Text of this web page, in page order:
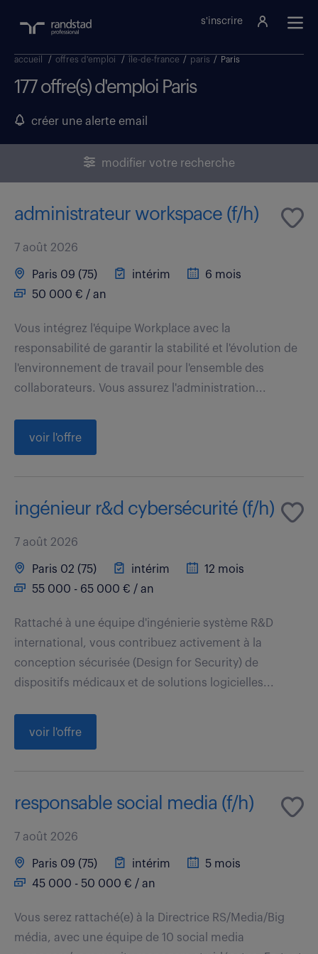
s'inscrire
accueil / offres d'emploi / île-de-france / paris / Paris
177 offre(s) d'emploi Paris
créer une alerte email
modifier votre recherche
administrateur workspace (f/h)
7 août 2026
Paris 09 (75) intérim
6 mois
50 000 € / an
Vous intégrez l'équipe Workplace avec la
responsabilité de garantir la stabilité et l'évolution de
l'environnement de travail pour l'ensemble des
collaborateurs. Vous assurez l'administration...
voir l'offre
ingénieur r&d cybersécurité (f/h)
7 août 2026
Paris 02 (75) intérim
12 mois
55 000 - 65 000 € / an
Rattaché à une équipe d'ingénierie système R&D
international, vous contribuez activement à la
conception sécurisée (Design for Security) de
dispositifs médicaux et de solutions logicielles...
voir l'offre
responsable social media (f/h)
7 août 2026
Paris 09 (75) intérim
5 mois
45 000 - 50 000 € / an
Vous serez rattaché(e) à la Directrice RS/Media/Big
média, avec une équipe de 10 social media